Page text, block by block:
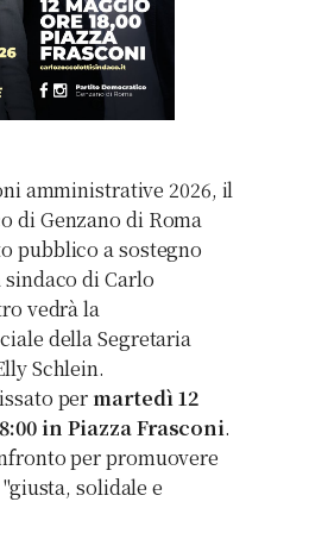
amministrative 2026, il
di Genzano di Roma
pubblico a sostegno
di Carlo
vedrà la
della Segretaria
Schlein.
per martedì 12
in Piazza Frasconi.
per promuovere
solidale e